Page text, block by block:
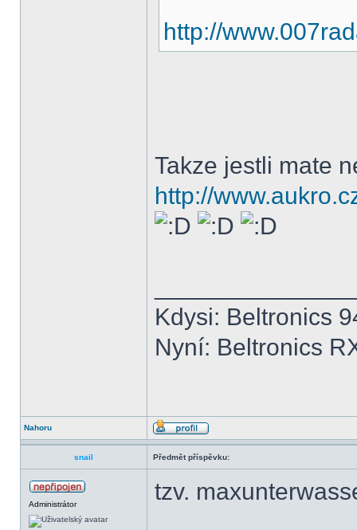
http://
Takze jestli mate
http://
Kdysi: Beltronics
Nyní: Beltronics
Nahoru
snail Předmět příspěvku:
Administrátor tzv.